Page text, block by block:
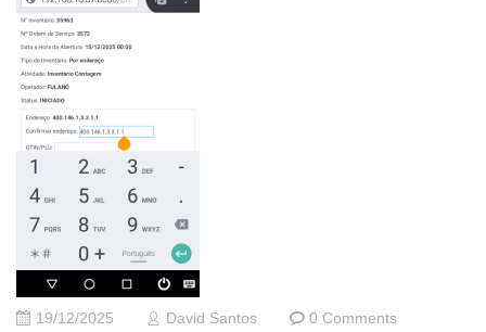
19/12/2025 David Santos 0 Comments